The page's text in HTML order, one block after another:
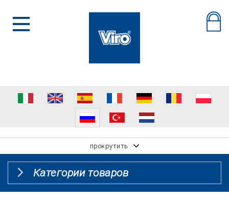
прокрутить
Категории товаров